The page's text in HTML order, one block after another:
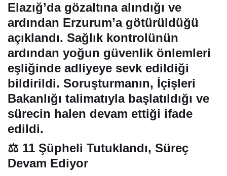
Elazığ’da gözaltına alındığı ve
ardından Erzurum’a götürüldüğü
açıklandı. Sağlık kontrolünün
ardından yoğun güvenlik önlemleri
eşliğinde adliyeye sevk edildiği
bildirildi. Soruşturmanın, İçişleri
Bakanlığı talimatıyla başlatıldığı ve
sürecin halen devam ettiği ifade
edildi.
⚖️ 11 Şüpheli Tutuklandı, Süreç
Devam Ediyor